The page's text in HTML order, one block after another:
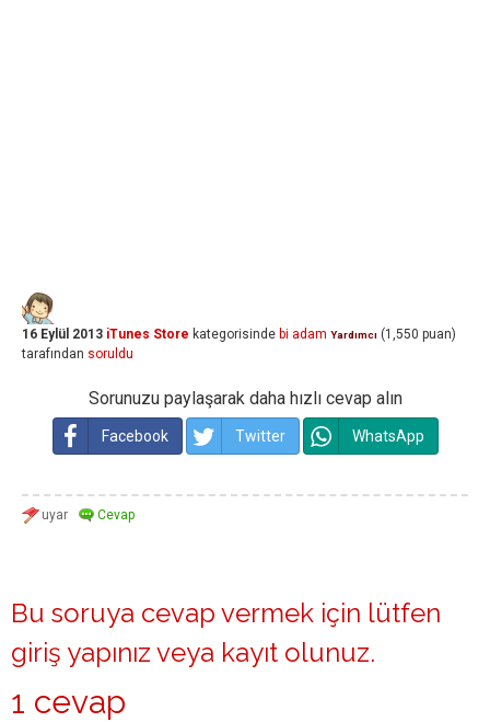
16 Eylül 2013 iTunes Store kategorisinde bi adam Yardımcı (1,550 puan)
tarafından soruldu
Sorunuzu paylaşarak daha hızlı cevap alın
Facebook Twitter WhatsApp
Bu soruya cevap vermek için lütfen
giriş yapınız veya kayıt olunuz.
1 cevap